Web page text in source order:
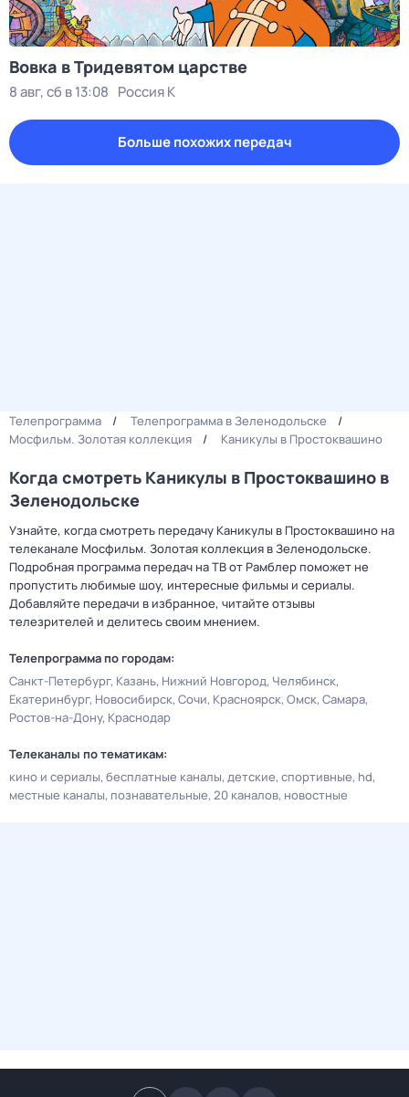
Вовка в Тридевятом царстве
8 авг, сб в 13:08 Россия К
Больше похожих передач
Телепрограмма
Телепрограмма в Зеленодольске
Мосфильм. Золотая коллекция
Каникулы в Простоквашино
Когда смотреть Каникулы в Простоквашино в
Зеленодольске
Узнайте, когда смотреть передачу Каникулы в Простоквашино на
телеканале Мосфильм. Золотая коллекция в Зеленодольске.
Подробная программа передач на ТВ от Рамблер поможет не
пропустить любимые шоу, интересные фильмы и сериалы.
Добавляйте передачи в избранное, читайте отзывы
телезрителей и делитесь своим мнением.
Телепрограмма по городам:
Санкт-Петербург Казань Нижний Новгород Челябинск
Екатеринбург Новосибирск Сочи Красноярск Омск Самара
Ростов-на-Дону Краснодар
Телеканалы по тематикам:
кино и сериалы бесплатные каналы детские спортивные hd
местные каналы познавательные 20 каналов новостные